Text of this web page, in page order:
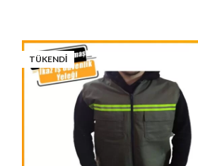
TÜKENDI